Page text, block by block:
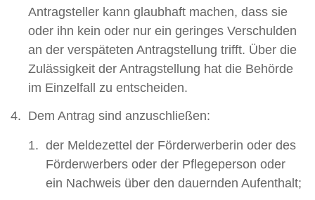
Antragsteller kann glaubhaft machen, dass sie
oder ihn kein oder nur ein geringes Verschulden
an der verspäteten Antragstellung trifft. Über die
Zulässigkeit der Antragstellung hat die Behörde
im Einzelfall zu entscheiden.
Dem Antrag sind anzuschließen:
der Meldezettel der Förderwerberin oder des
Förderwerbers oder der Pflegeperson oder
ein Nachweis über den dauernden Aufenthalt;